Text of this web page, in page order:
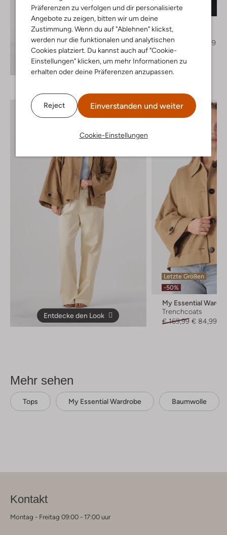
Präferenzen zu verfolgen und dir personalisierte
Angebote zu zeigen, bitten wir um deine
Zustimmung. Wenn du auf "Ablehnen" klickst,
werden nur die funktionalen und analytischen
Cookies platziert. Du kannst auch auf "Cookie-
Einstellungen" klicken, um mehr Informationen zu
erhalten oder deine Präferenzen anzupassen.
Reject Einverstanden und weiter
Cookie-Einstellungen
Entdecke den Look
-60%
Jack
€ 139,99
€ 55,99
+ mehr farben
Entdecke den Look
Letzte Größen
-50%
My Essential
Trenchcoats
€ 169,99 € 84,99
Mehr sehen
Tops My Essential Wardrobe Baumwolle
Kontakt
Montag - Freitag 09:00 - 17:00 uur